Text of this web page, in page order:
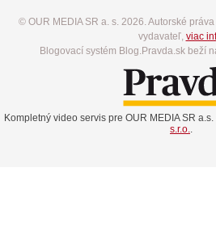
© OUR MEDIA SR a. s. 2026. Autorské
vydavateľ, viac
Blogovací systém Blog.Pravda.sk beží
Kompletný video servis pre OUR MEDIA SR
s.r.o.